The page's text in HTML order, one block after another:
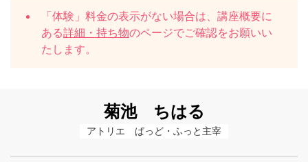
「体験」料金の表示がない場合は、講座概要に
ある詳細・持ち物のページでご確認をお願いい
たします。
菊池 ちはる
アトリエ　ぱっど・ふっと主宰